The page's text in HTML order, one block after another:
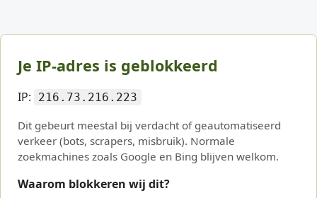
Je IP-adres is geblokkeerd
IP: 216.73.216.223
Dit gebeurt meestal bij verdacht of geautomatiseerd
verkeer (bots, scrapers, misbruik). Normale
zoekmachines zoals Google en Bing blijven welkom.
Waarom blokkeren wij dit?